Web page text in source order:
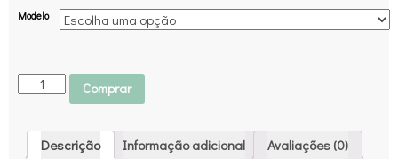
Modelo
Comprar
Descrição Informação adicional Avaliações (0)